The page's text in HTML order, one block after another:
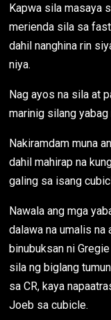
Kapwa sila masaya
merienda sila sa
dahil nanghina rin
niya.
Nag ayos na sila at
marinig silang yabag
Nakiramdam muna
dahil mahirap na
galing sa isang
Nawala ang mga
dalawa na umalis na
binubuksan ni
sila ng biglang
sa CR, kaya
Joeb sa cubicle.